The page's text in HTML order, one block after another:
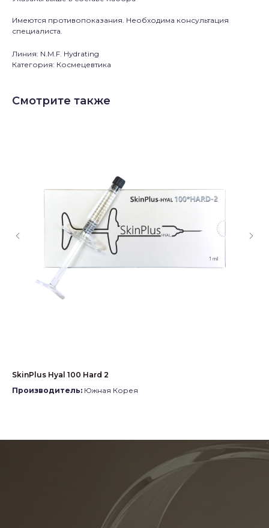
Имеются противопоказания. Необходима консультация
специалиста.
Линия: N.M.F. Hydrating
Категория: Космецевтика
Смотрите также
SkinPlus Hyal 100 Hard 2
Производитель: Южная Корея